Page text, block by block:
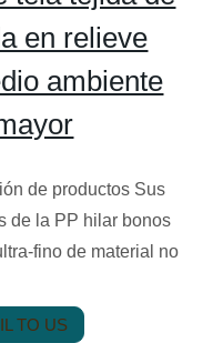
en relieve
ambiente
de productos Sus
de la PP hilar bonos
fino de material no
TO US